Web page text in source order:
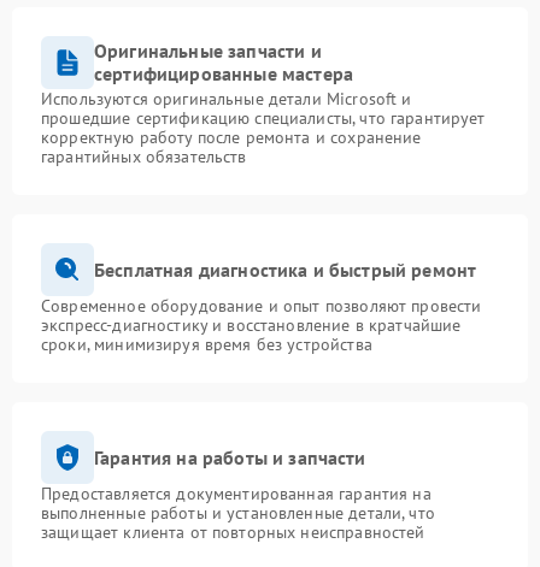
Оригинальные запчасти и
сертифицированные мастера
Используются оригинальные детали Microsoft и
прошедшие сертификацию специалисты, что гарантирует
корректную работу после ремонта и сохранение
гарантийных обязательств
Бесплатная диагностика и быстрый ремонт
Современное оборудование и опыт позволяют провести
экспресс-диагностику и восстановление в кратчайшие
сроки, минимизируя время без устройства
Гарантия на работы и запчасти
Предоставляется документированная гарантия на
выполненные работы и установленные детали, что
защищает клиента от повторных неисправностей